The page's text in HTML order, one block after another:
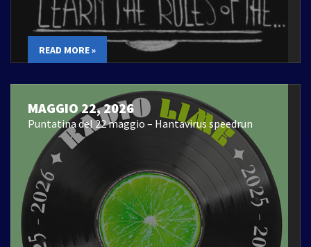
READ MORE »
MAGGIO 22, 2026
Puntatina del 22 maggio – Hantavirus speedrun